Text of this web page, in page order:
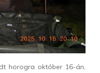
horogra október 16-án,